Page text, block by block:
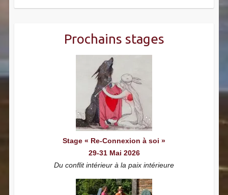
Prochains stages
Stage « Re-Connexion à soi »
29-31 Mai 2026
Du conflit intérieur à la paix intérieure